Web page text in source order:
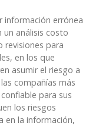
información errónea
un análisis costo
revisiones para
en los que
asumir el riesgo a
compañías más
para sus
los riesgos
en la información,